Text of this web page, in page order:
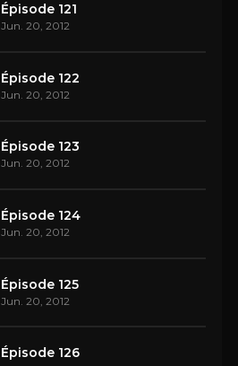
Épisode 121
Jun. 20, 2012
Épisode 122
Jun. 20, 2012
Épisode 123
Jun. 20, 2012
Épisode 124
Jun. 20, 2012
Épisode 125
Jun. 20, 2012
Épisode 126